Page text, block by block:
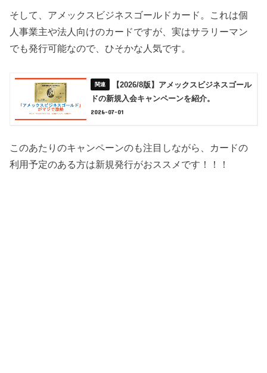
そして、アメックスビジネスゴールドカード。これは個
人事業主や法人向けのカードですが、実はサラリーマン
でも発行可能なので、ひそかな人気です。
【2026/8版】アメックスビジネスゴール
ドの新規入会キャンペーンを紹介。
2026-07-01
このあたりのキャンペーンのも注目しながら、カードの
利用予定のある方は新規発行がおススメです！！！